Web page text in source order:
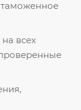
таможенное
всех